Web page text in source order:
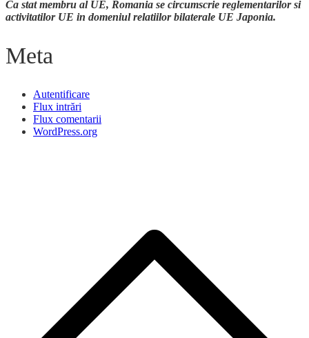
Ca stat membru al UE, Romania se circumscrie reglementarilor si
activitatilor UE in domeniul relatiilor bilaterale UE Japonia.
Meta
Autentificare
Flux intrări
Flux comentarii
WordPress.org